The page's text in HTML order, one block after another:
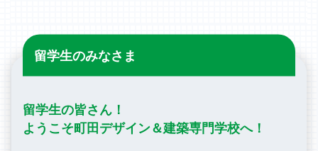
留学生のみなさま
留学生の皆さん！
ようこそ町田デザイン＆建築専門学校へ！